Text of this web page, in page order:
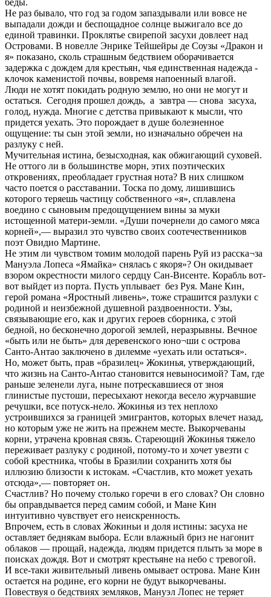
беды.
Не раз бывало, что год за годом запаздывали или вовсе не
выпадали дожди и беспощадное солнце выжигало все до
единой травинки. Проклятье свирепой засухи довлеет над
Островами. В новелле Энрике Тейшейры де Соузы «Дракон и
я» показано, сколь страшным бедствием оборачивается
задержка с дождем для крестьян, чья единственная надежда -
клочок каменистой почвы, вовремя напоенный влагой.
Люди не хотят покидать родную землю, но они не могут и
остаться. Сегодня прошел дождь, а завтра — снова засуха,
голод, нужда. Многие с детства привыкают к мысли, что
придется уехать. Это порождает в душе болезненное
ощущение: ты сын этой земли, но изначально обречен на
разлуку с ней.
Мучительная истина, безысходная, как обжигающий суховей.
Не оттого ли в большинстве морн, этих поэтических
откровениях, преобладает грустная нота? В них слишком
часто поется о расставании. Тоска по дому, лишившись
которого теряешь частицу собственного «я», сплавлена
воедино с сыновьим предощущением вины за муки
истощенной матери-земли. «Души почернели до самого мяса
корней»,— выразил это чувство своих соотечественников
поэт Овидио Мартине.
Не этим ли чувством томим молодой парень Руй из расска¬за
Мануэла Лопеса «Ямайка» снялась с якоря»? Он окидывает
взором окрестности милого сердцу Сан-Висенте. Корабль вот-
вот выйдет из порта. Пусть уплывает без Руя. Мане Кин,
герой романа «Яростный ливень», тоже страшится разлуки с
родиной и неизбежной душевной раздвоенности. Узы,
связывающие его, как и других героев сборника, с этой
бедной, но бесконечно дорогой землей, неразрывны. Вечное
«быть или не быть» для деревенского юно¬ши с острова
Санто-Антао заключено в дилемме «уехать или остаться».
Но, может быть, прав «бразилец» Жокинья, утверждающий,
что жизнь на Санто-Антао становится невыносимой? Там, где
раньше зеленели луга, ныне потрескавшиеся от зноя
глинистые пустоши, пересыхают некогда весело журчавшие
речушки, все потуск-нело. Жокинья из тех неплохо
устроившихся за границей эмигрантов, которых влечет назад,
но которым уже не жить на прежнем месте. Выкорчеваны
корни, утрачена кровная связь. Стареющий Жокинья тяжело
переживает разлуку с родиной, потому-то и хочет увезти с
собой крестника, чтобы в Бразилии сохранить хотя бы
иллюзию близости к истокам. «Счастлив, кто может уехать
отсюда»,— повторяет он.
Счастлив? Но почему столько горечи в его словах? Он словно
бы оправдывается перед самим собой, и Мане Кин
интуитивно чувствует его неискренность.
Впрочем, есть в словах Жокиньи и доля истины: засуха не
оставляет беднякам выбора. Если влажный бриз не нагонит
облаков — прощай, надежда, людям придется плыть за море в
поисках дождя. Вот и смотрят крестьяне на небо с тревогой.
И все-таки живительный ливень омывает острова. Мане Кин
остается на родине, его корни не будут выкорчеваны.
Повествуя о бедствиях земляков, Мануэл Лопес не теряет